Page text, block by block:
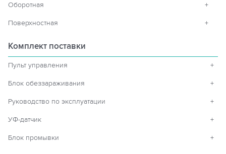
Оборотная +
Поверхностная +
Комплект поставки
Пульт управления +
Блок обеззараживания +
Руководство по эксплуатации +
УФ-датчик +
Блок промывки +